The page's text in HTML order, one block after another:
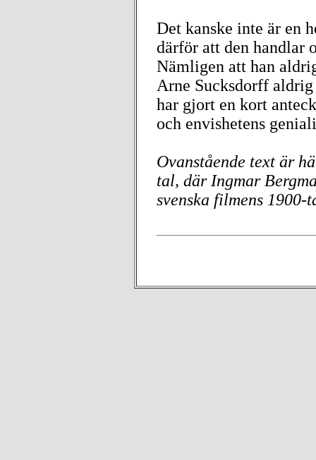
Det kanske inte är en
därför att den handlar
Nämligen att han
Arne Sucksdorff
har gjort en kort
och envishetens
Ovanstående text är
tal, där Ingmar
svenska filmens 1900-